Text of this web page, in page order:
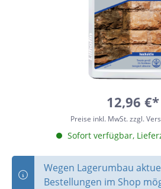
12,96 €*
Preise inkl. MwSt. zzgl.
Sofort verfügbar,
Wegen Lagerumbau
Bestellungen im Shop